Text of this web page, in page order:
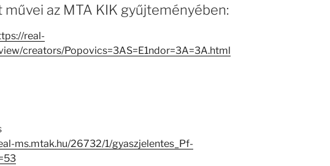
művei az MTA KIK gyűjteményében:
real-
creators/Popovics=3AS=E1ndor=3A=3A.html
ms.mtak.hu/26732/1/gyaszjelentes_Pf-